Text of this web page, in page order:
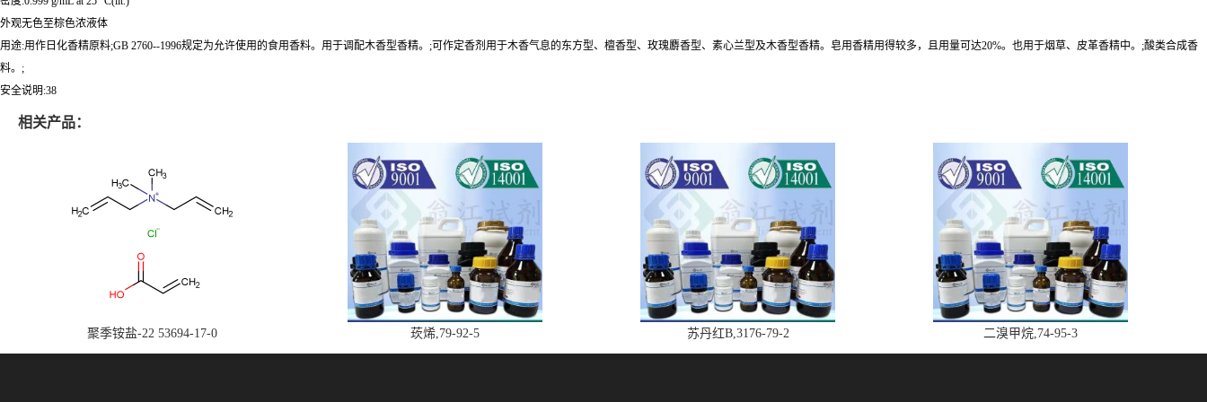
外观无色至棕色浓液体
用途:用作日化香精原料;GB 2760--1996规定为允许使用的食用香料。用于调配木香型香精。;可作定香剂用于木香气息的东方型、檀香型、玫瑰麝香型、素心兰型及木香型香精。皂用香精用得较多，且用量可达20%。也用于烟草、皮革香精中。;酸类合成香
料。;
安全说明:38
相关产品：
聚季铵盐-22 53694-17-0 莰烯,79-92-5 苏丹红B,3176-79-2 二溴甲烷,74-95-3